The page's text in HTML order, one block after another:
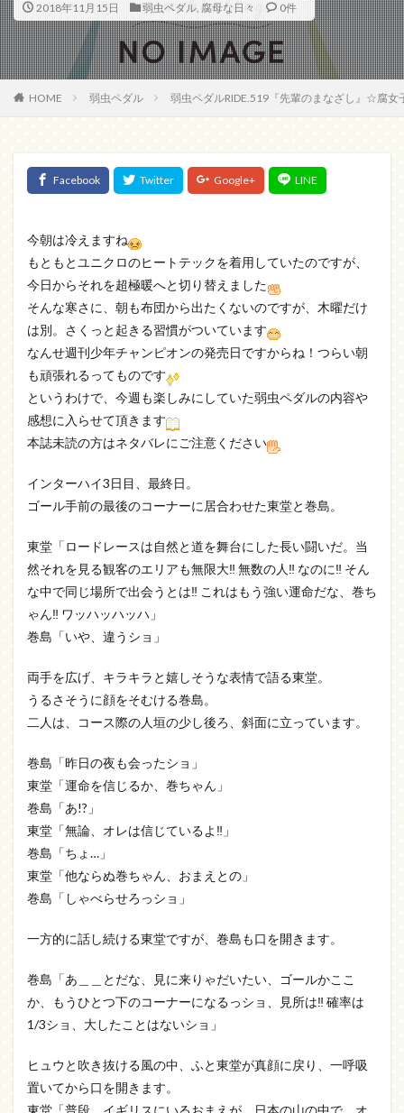
2018年11月15日 弱虫ペダル, 腐母な日々 0件
HOME 弱虫ペダル 弱虫ペダルRIDE.519『先輩のまなざし』☆腐
今朝は冷えますね
もともとユニクロのヒートテックを着用していたのですが、
今日からそれを超極暖へと切り替えました
そんな寒さに、朝も布団から出たくないのですが、木曜だけ
は別。さくっと起きる習慣がついています
なんせ週刊少年チャンピオンの発売日ですからね！つらい朝
も頑張れるってものです
というわけで、今週も楽しみにしていた弱虫ペダルの内容や
感想に入らせて頂きます
本誌未読の方はネタバレにご注意ください
インターハイ3日目、最終日。
ゴール手前の最後のコーナーに居合わせた東堂と巻島。
東堂「ロードレースは自然と道を舞台にした長い闘いだ。当
然それを見る観客のエリアも無限大‼ 無数の人‼ なのに‼ そん
な中で同じ場所で出会うとは‼ これはもう強い運命だな、巻ち
ゃん‼ ワッハッハッハ」
巻島「いや、違うショ」
両手を広げ、キラキラと嬉しそうな表情で語る東堂。
うるさそうに顔をそむける巻島。
二人は、コース際の人垣の少し後ろ、斜面に立っています。
巻島「昨日の夜も会ったショ」
東堂「運命を信じるか、巻ちゃん」
巻島「あ!?」
東堂「無論、オレは信じているよ‼」
巻島「ちょ…」
東堂「他ならぬ巻ちゃん、おまえとの」
巻島「しゃべらせろっショ」
一方的に話し続ける東堂ですが、巻島も口を開きます。
巻島「あ＿＿とだな、見に来りゃだいたい、ゴールかここ
か、もうひとつ下のコーナーになるっショ、見所は‼ 確率は
1/3ショ、大したことはないショ」
ヒュウと吹き抜ける風の中、ふと東堂が真顔に戻り、一呼吸
置いてから口を開きます。
東堂「普段、イギリスにいるおまえが、日本の山の中で、オ